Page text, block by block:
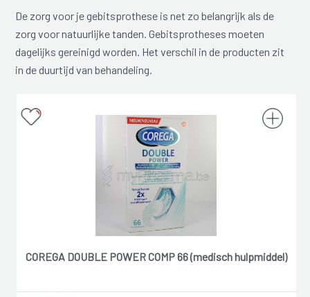
De zorg voor je gebitsprothese is net zo belangrijk als de
zorg voor natuurlijke tanden. Gebitsprotheses moeten
dagelijks gereinigd worden. Het verschil in de producten zit
in de duurtijd van behandeling.
COREGA DOUBLE POWER COMP 66 (medisch hulpmiddel)